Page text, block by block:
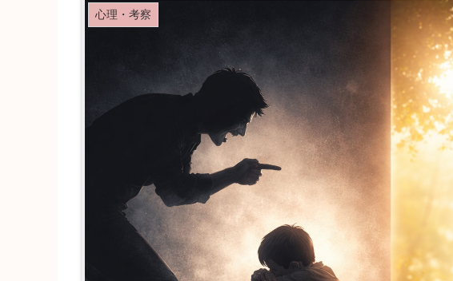
心理・考察